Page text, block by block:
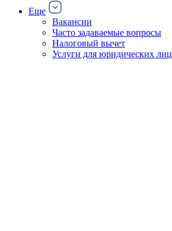
Еще
Вакансии
Часто задаваемые вопросы
Налоговый вычет
Услуги для юридических лиц